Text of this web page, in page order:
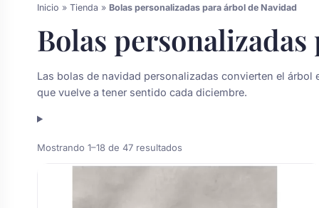
novia y zapatillas
Comunión
Inicio » Tienda » Bolas personalizadas para árbol de Navidad
Bolas
Las bolas de navidad personalizadas convierten el
que vuelve a tener sentido cada diciembre.
Mostrando 1–18 de 47 resultados